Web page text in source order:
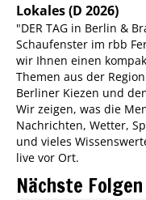
Lokales(D 2026)
"DER TAG in Berlin &
Schaufenster im rbb
wir Ihnen einen
Themen aus der
Berliner Kiezen und
Wir zeigen, was die
Nachrichten, Wetter,
und vieles
live vor Ort.
Nächste Folgen